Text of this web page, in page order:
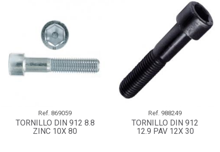
Ref. 869059
TORNILLO DIN 912 8.8
ZINC 10X 80
Ref. 988249
TORNILLO DIN 912
12.9 PAV 12X 30